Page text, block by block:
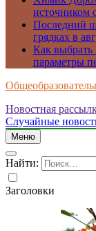
источником
Последний
грядках в
Как
параметры
Новостная
Случайные
Меню
Найти:
Заголовки